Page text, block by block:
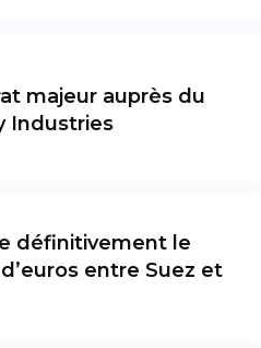
majeur auprès du
Industries
définitivement le
entre Suez et